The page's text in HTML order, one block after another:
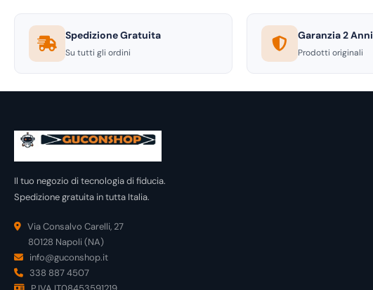
Spedizione Gratuita
Su tutti gli ordini
Garanzia 2 Anni
Prodotti originali
Il tuo negozio di tecnologia di fiducia.
Spedizione gratuita in tutta Italia.
Via Consalvo Carelli, 27
80128 Napoli (NA)
info@guconshop.it
338 887 4507